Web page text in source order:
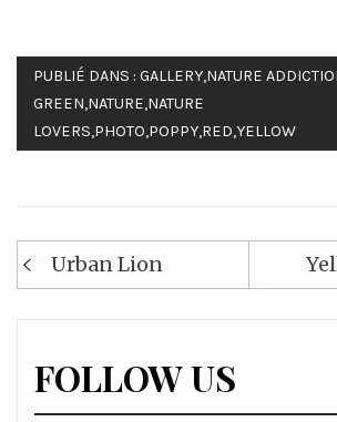
PUBLIÉ DANS : GALLERY,NATURE
GREEN,NATURE,NATURE
LOVERS,PHOTO,POPPY,RED,YELLOW
Navigation
de
Urban Lion
FOLLOW US